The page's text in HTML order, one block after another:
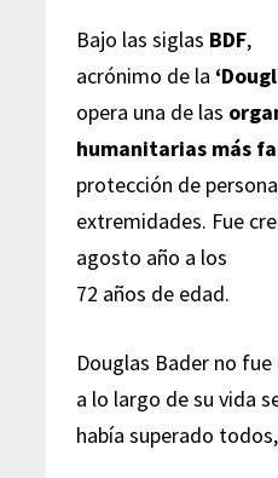
Bajo las siglas BDF,
acrónimo de la
opera una de las
humanitarias más
protección de
extremidades. Fue
agosto año a los
72 años de edad.
Douglas Bader no
a lo largo de su vida
había superado